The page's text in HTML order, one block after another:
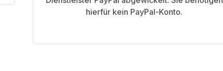
hierfür kein PayPal-Konto.